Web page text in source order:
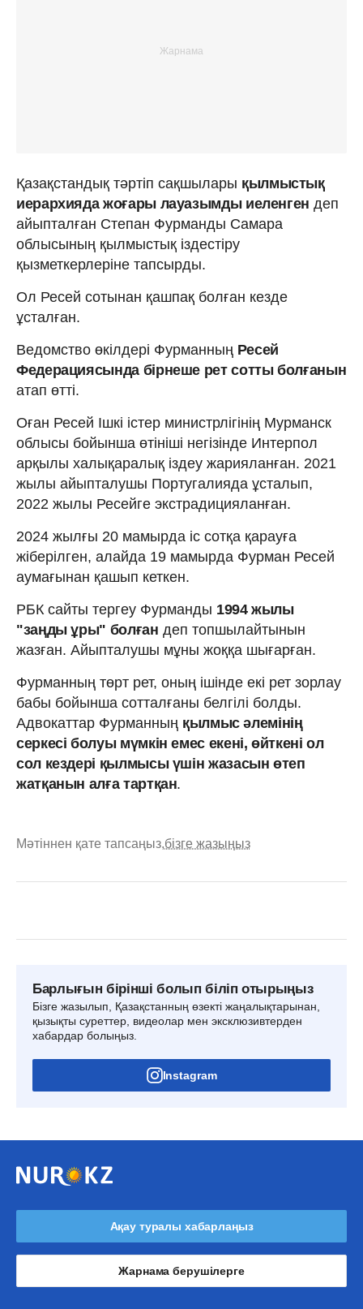
Қазақстандық тәртіп сақшылары қылмыстық
иерархияда жоғары лауазымды иеленген деп
айыпталған Степан Фурманды Самара
облысының қылмыстық іздестіру
қызметкерлеріне тапсырды.
Ол Ресей сотынан қашпақ болған кезде
ұсталған.
Ведомство өкілдері Фурманның Ресей
Федерациясында бірнеше рет сотты болғанын
атап өтті.
Оған Ресей Ішкі істер министрлігінің Мурманск
облысы бойынша өтініші негізінде Интерпол
арқылы халықаралық іздеу жарияланған. 2021
жылы айыпталушы Португалияда ұсталып,
2022 жылы Ресейге экстрадицияланған.
2024 жылғы 20 мамырда іс сотқа қарауға
жіберілген, алайда 19 мамырда Фурман Ресей
аумағынан қашып кеткен.
РБК сайты тергеу Фурманды 1994 жылы
"заңды ұры" болған деп топшылайтынын
жазған. Айыпталушы мұны жоққа шығарған.
Фурманның төрт рет, оның ішінде екі рет зорлау
бабы бойынша сотталғаны белгілі болды.
Адвокаттар Фурманның қылмыс әлемінің
серкесі болуы мүмкін емес екені, өйткені ол
сол кездері қылмысы үшін жазасын өтеп
жатқанын алға тартқан.
Мәтіннен қате тапсаңыз,бізге жазыңыз
Барлығын бірінші болып біліп отырыңыз
Бізге жазылып, Қазақстанның өзекті жаңалықтарынан,
қызықты суреттер, видеолар мен эксклюзивтерден
хабардар болыңыз.
Instagram
Ақау туралы хабарлаңыз
Жарнама берушілерге